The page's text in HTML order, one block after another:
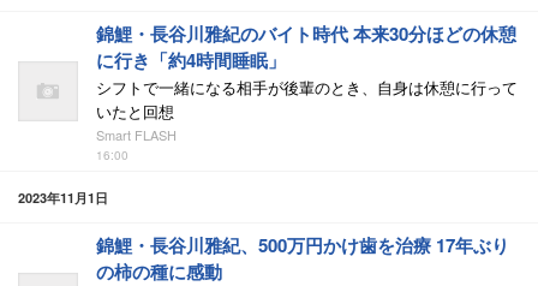
錦鯉・長谷川雅紀のバイト時代 本来30分ほどの休憩
に行き「約4時間睡眠」
シフトで一緒になる相手が後輩のとき、自身は休憩に行って
いたと回想
Smart FLASH
16:00
2023年11月1日
錦鯉・長谷川雅紀、500万円かけ歯を治療 17年ぶり
の柿の種に感動